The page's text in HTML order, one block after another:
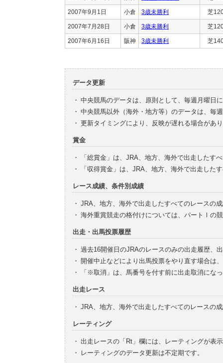
2007年9月1日 小倉 3歳未勝利 芝
2007年7月28日 小倉 3歳未勝利 芝
2007年6月16日 阪神 3歳未勝利 芝
データ更新
・ 中央競馬のデータは、原則として、毎週月曜日
・ 中央競馬以外（海外・地方等）のデータは、毎
・ 更新タイミングにより、反映が遅れる場合があ
賞金
・
「総賞金」は、JRA、地方、海外で出走したす
・
「収得賞金」は、JRA、地方、海外で出走した
レース成績、条件別成績
・ JRA、地方、海外で出走したすべてのレースの
・ 海外重賞競走の格付けについては、パートⅠの
出走・出馬投票履歴
・ 過去16開催日のJRAのレースのみの出走履歴、
・ 開催中止などにより出馬投票をやり直す場合は
・
「※取消」は、馬番号を付す前に出走取消にな
出走レース
・ JRA、地方、海外で出走したすべてのレースの
レーティング
・ 出走レースの「Rt」欄には、レーティングが表
・
レーティングのデータ更新は不定期です。